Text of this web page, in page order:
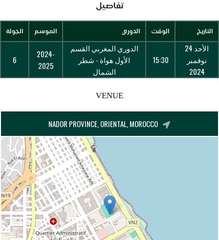
تفاصيل
التاريخ الوقت الدوري الموسم الجولة
الأحد 24
نوفمبر
2024
15:30
الدوري المغربي القسم
الأول هواة - شطر
الشمال
2024-
2025
6
VENUE
NADOR PROVINCE, ORIENTAL, MOROCCO